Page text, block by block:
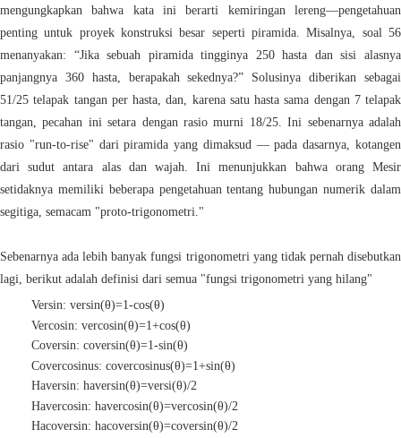
mengungkapkan bahwa kata ini berarti kemiringan lereng—pengetahuan
penting untuk proyek konstruksi besar seperti piramida. Misalnya, soal 56
menanyakan: “Jika sebuah piramida tingginya 250 hasta dan sisi alasnya
panjangnya 360 hasta, berapakah sekednya?” Solusinya diberikan sebagai
51/25 telapak tangan per hasta, dan, karena satu hasta sama dengan 7 telapak
tangan, pecahan ini setara dengan rasio murni 18/25. Ini sebenarnya adalah
rasio "run-to-rise" dari piramida yang dimaksud — pada dasarnya, kotangen
dari sudut antara alas dan wajah. Ini menunjukkan bahwa orang Mesir
setidaknya memiliki beberapa pengetahuan tentang hubungan numerik dalam
segitiga, semacam "proto-trigonometri."
Sebenarnya ada lebih banyak fungsi trigonometri yang tidak pernah disebutkan
lagi, berikut adalah definisi dari semua "fungsi trigonometri yang hilang"
Versin: versin(θ)=1-cos(θ)
Vercosin: vercosin(θ)=1+cos(θ)
Coversin: coversin(θ)=1-sin(θ)
Covercosinus: covercosinus(θ)=1+sin(θ)
Haversin: haversin(θ)=versi(θ)/2
Havercosin: havercosin(θ)=vercosin(θ)/2
Hacoversin: hacoversin(θ)=coversin(θ)/2